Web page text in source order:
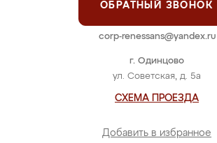
г. Одинцово
ул. Советская, д. 5а
СХЕМА ПРОЕЗДА
Добавить в избранное
ОБРАТНЫЙ ЗВОНОК
corp-renessans@yandex.ru